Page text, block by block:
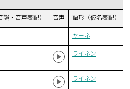
韻・音声表記） 音声 語形（仮名表記）
ヤーネ
ライネン
ライネン